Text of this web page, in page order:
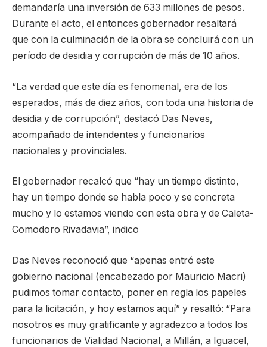
demandaría una inversión de 633 millones de pesos.
Durante el acto, el entonces gobernador resaltará
que con la culminación de la obra se concluirá con un
período de desidia y corrupción de más de 10 años.
“La verdad que este día es fenomenal, era de los
esperados, más de diez años, con toda una historia de
desidia y de corrupción”, destacó Das Neves,
acompañado de intendentes y funcionarios
nacionales y provinciales.
El gobernador recalcó que “hay un tiempo distinto,
hay un tiempo donde se habla poco y se concreta
mucho y lo estamos viendo con esta obra y de Caleta-
Comodoro Rivadavia”, indico
Das Neves reconoció que “apenas entró este
gobierno nacional (encabezado por Mauricio Macri)
pudimos tomar contacto, poner en regla los papeles
para la licitación, y hoy estamos aquí” y resaltó: “Para
nosotros es muy gratificante y agradezco a todos los
funcionarios de Vialidad Nacional, a Millán, a Iguacel,